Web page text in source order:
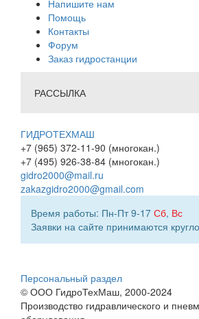
Напишите нам
Помощь
Контакты
Форум
Заказ гидростанции
РАССЫЛКА
ГИДРОТЕХМАШ
+7 (965) 372-11-90 (многокан.)
+7 (495) 926-38-84 (многокан.)
gidro2000@mail.ru
zakazgidro2000@gmail.com
Время работы: Пн-Пт 9-17 Сб, Вс
Заявки на сайте принимаются
Персональный раздел
© ООО ГидроТехМаш, 2000-2024
Производство гидравлического и